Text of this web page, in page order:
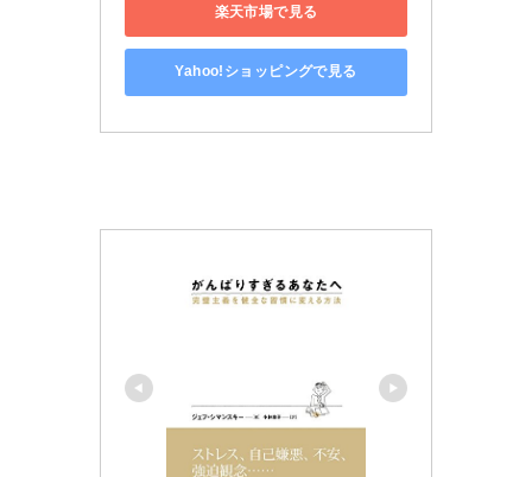
楽天市場で見る
Yahoo!ショッピングで見る